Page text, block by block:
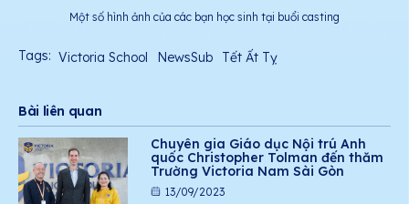
Một số hình ảnh của các bạn học sinh tại buổi casting
Tags: Victoria School NewsSub Tết Ất Tỵ
Bài liên quan
Chuyên gia Giáo dục Nội trú Anh
quốc Christopher Tolman đến thăm
Trường Victoria Nam Sài Gòn
13/09/2023